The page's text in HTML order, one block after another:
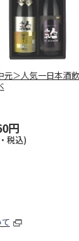
元＞人気一日本酒飲
円
税込)